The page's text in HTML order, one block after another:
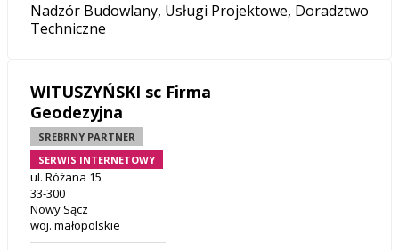
Nadzór Budowlany, Usługi Projektowe, Doradztwo
Techniczne
WITUSZYŃSKI sc Firma
Geodezyjna
SREBRNY PARTNER
SERWIS INTERNETOWY
ul. Różana 15
33-300
Nowy Sącz
woj. małopolskie